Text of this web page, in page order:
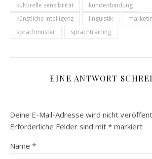
kulturelle sensibilität
kundenbindung
künstliche intelligenz
linguistik
sprachmuster
sprachtraining
EINE ANTWORT
Deine E-Mail-Adresse wird nicht
Erforderliche Felder sind mit * markiert
Name *